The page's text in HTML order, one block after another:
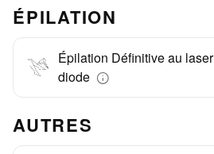
ÉPILATION
Épilation Définitive au laser
diode
AUTRES